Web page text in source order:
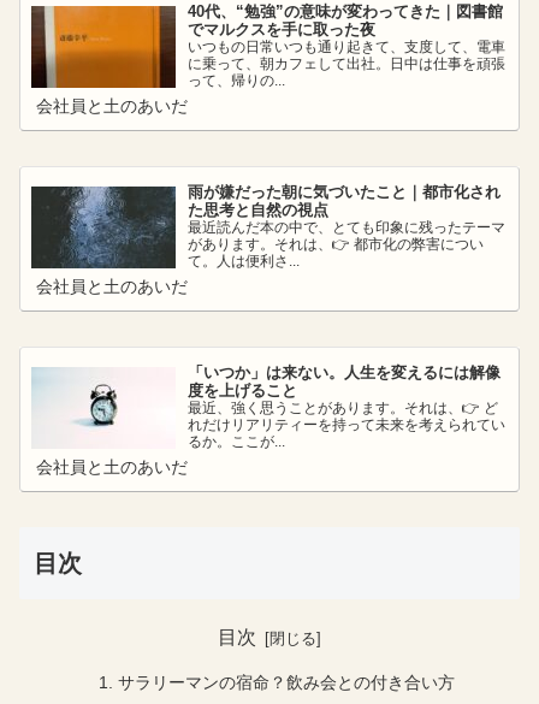
40代、“勉強”の意味が変わってきた｜図書館
でマルクスを手に取った夜
いつもの日常いつも通り起きて、支度して、電車
に乗って、朝カフェして出社。日中は仕事を頑張
って、帰りの...
会社員と土のあいだ
雨が嫌だった朝に気づいたこと｜都市化され
た思考と自然の視点
最近読んだ本の中で、とても印象に残ったテーマ
があります。それは、👉 都市化の弊害につい
て。人は便利さ...
会社員と土のあいだ
「いつか」は来ない。人生を変えるには解像
度を上げること
最近、強く思うことがあります。それは、👉 ど
れだけリアリティーを持って未来を考えられてい
るか。ここが...
会社員と土のあいだ
目次
目次
サラリーマンの宿命？飲み会との付き合い方